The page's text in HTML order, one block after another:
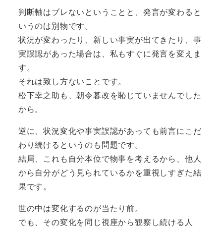
判断軸はブレないということと、発言が変わると
いうのは別物です。
状況が変わったり、新しい事実が出てきたり、事
実誤認があった場合は、私もすぐに発言を変えま
す。
それは致し方ないことです。
松下幸之助も、朝令暮改を恥じていませんでした
から。
逆に、状況変化や事実誤認があっても前言にこだ
わり続けるというのも問題です。
結局、これも自分本位で物事を考えるから、他人
から自分がどう見られているかを重視しすぎた結
果です。
世の中は変化するのが当たり前。
でも、その変化を同じ視座から観察し続ける人